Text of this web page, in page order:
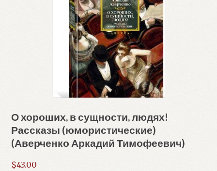
О хороших, в сущности, людях!
Рассказы (юмористические)
(Аверченко Аркадий Тимофеевич)
$43.00